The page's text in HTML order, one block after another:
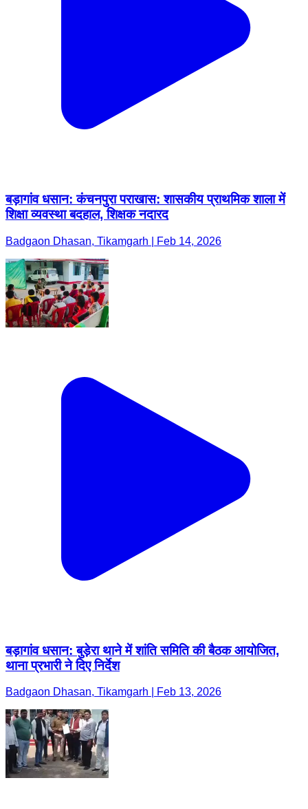
बड़ागांव धसान: कंचनपुरा पराखास: शासकीय प्राथमिक शाला में
शिक्षा व्यवस्था बदहाल, शिक्षक नदारद
Badgaon Dhasan, Tikamgarh | Feb 14, 2026
बड़ागांव धसान: बुड़ेरा थाने में शांति समिति की बैठक आयोजित,
थाना प्रभारी ने दिए निर्देश
Badgaon Dhasan, Tikamgarh | Feb 13, 2026